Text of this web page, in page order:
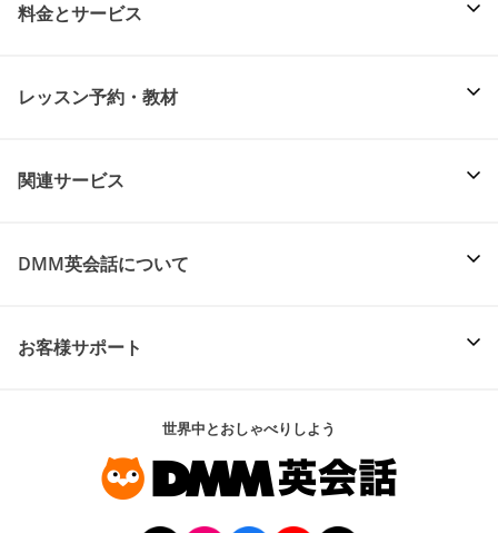
料金とサービス
レッスン予約・教材
関連サービス
DMM英会話について
お客様サポート
世界中とおしゃべりしよう